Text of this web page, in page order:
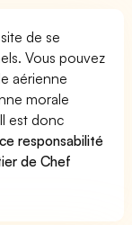
de se
Vous pouvez
aérienne
morale
est donc
responsabilité
de Chef